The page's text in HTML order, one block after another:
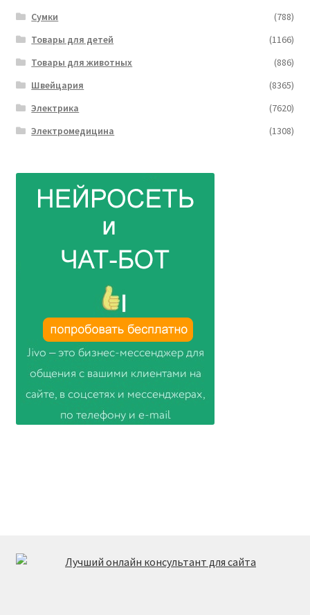
Сумки
(788)
Товары для детей
(1166)
Товары для животных
(886)
Швейцария
(8365)
Электрика
(7620)
Электромедицина
(1308)